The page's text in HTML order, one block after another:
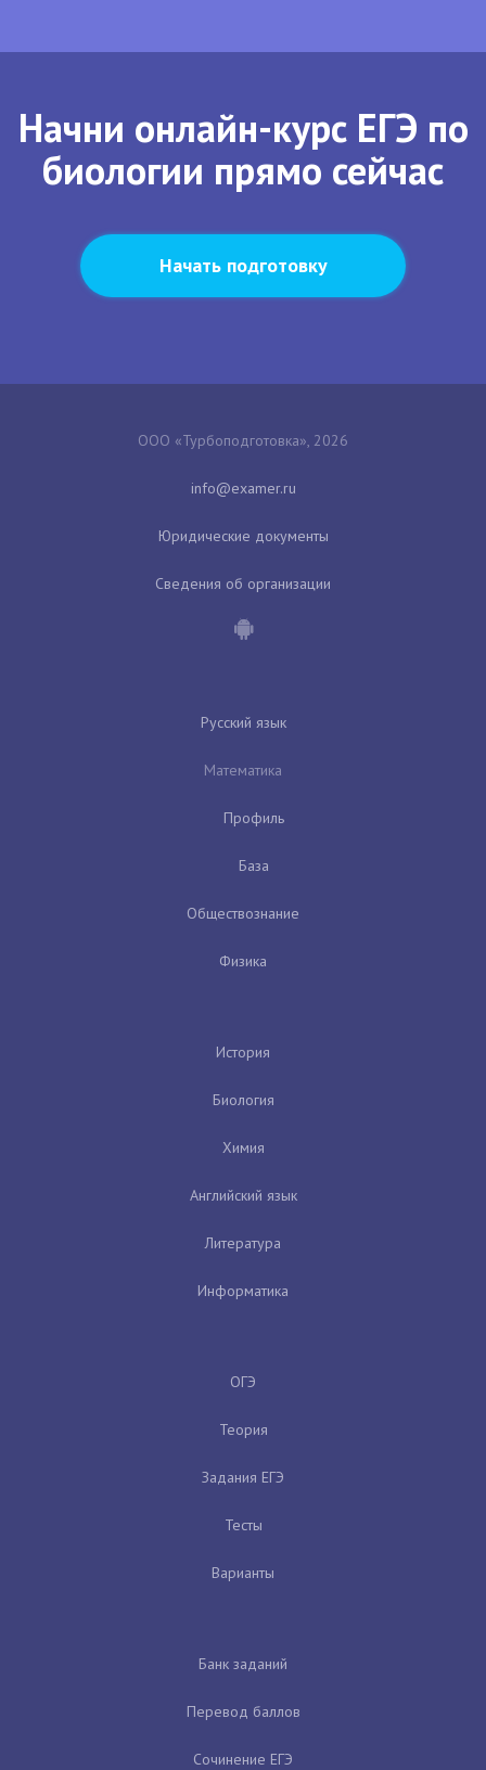
Начни онлайн-курс ЕГЭ по
биологии прямо сейчас
Начать подготовку
ООО «Турбоподготовка», 2026
Юридические документы
Сведения об организации
Русский язык
Математика
Профиль
База
Обществознание
Физика
История
Биология
Химия
Английский язык
Литература
Информатика
ОГЭ
Теория
Задания ЕГЭ
Тесты
Варианты
Банк заданий
Перевод баллов
Сочинение ЕГЭ